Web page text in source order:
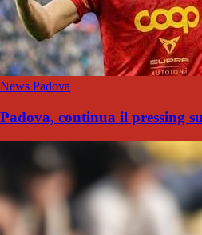
News Padova
Padova, continua il pressing